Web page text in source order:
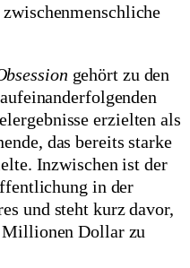
gehört zu den
erzielten als
das bereits starke
Inzwischen ist der
in der
und steht kurz davor,
Dollar zu